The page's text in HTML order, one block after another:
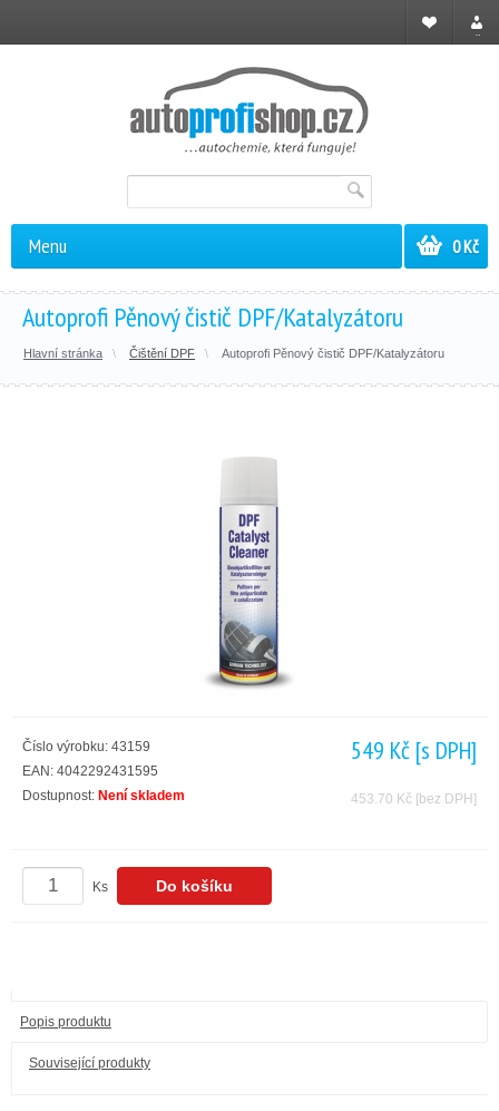
Registrace
0 Kč
Menu
Autoprofi Pěnový čistič DPF/Katalyzátoru
Hlavní stránka Čištění DPF Autoprofi Pěnový čistič DPF/Katalyzátoru
Číslo výrobku: 43159
EAN: 4042292431595
Dostupnost: Není skladem
549 Kč [s DPH]
453.70 Kč [bez DPH]
Ks
Popis produktu
Související produkty